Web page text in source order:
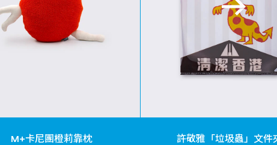
M+卡尼團橙莉靠枕 許敬雅「垃圾蟲」文件